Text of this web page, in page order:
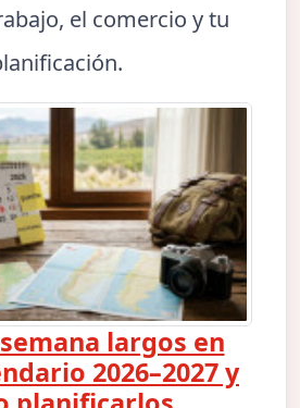
el comercio y tu
largos en
2026–2027 y